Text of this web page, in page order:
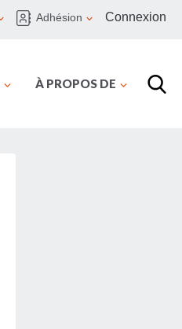
Adhésion Connexion
À PROPOS DE